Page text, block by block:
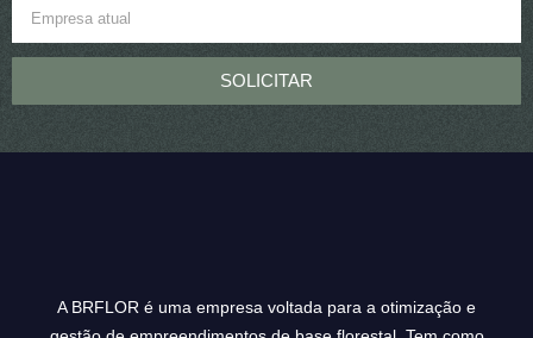
SOLICITAR
A BRFLOR é uma empresa voltada para a otimização e